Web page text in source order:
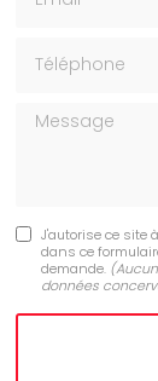
Message
J'autorise ce site
dans ce
demande.
données